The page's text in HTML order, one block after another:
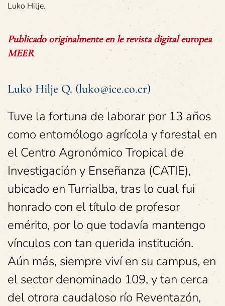
Luko Hilje.
Publicado originalmente en le revista digital europea
MEER
Luko Hilje Q. (luko@ice.co.cr)
Tuve la fortuna de laborar por 13 años
como entomólogo agrícola y forestal en
el Centro Agronómico Tropical de
Investigación y Enseñanza (CATIE),
ubicado en Turrialba, tras lo cual fui
honrado con el título de profesor
emérito, por lo que todavía mantengo
vínculos con tan querida institución.
Aún más, siempre viví en su campus, en
el sector denominado 109, y tan cerca
del otrora caudaloso río Reventazón,